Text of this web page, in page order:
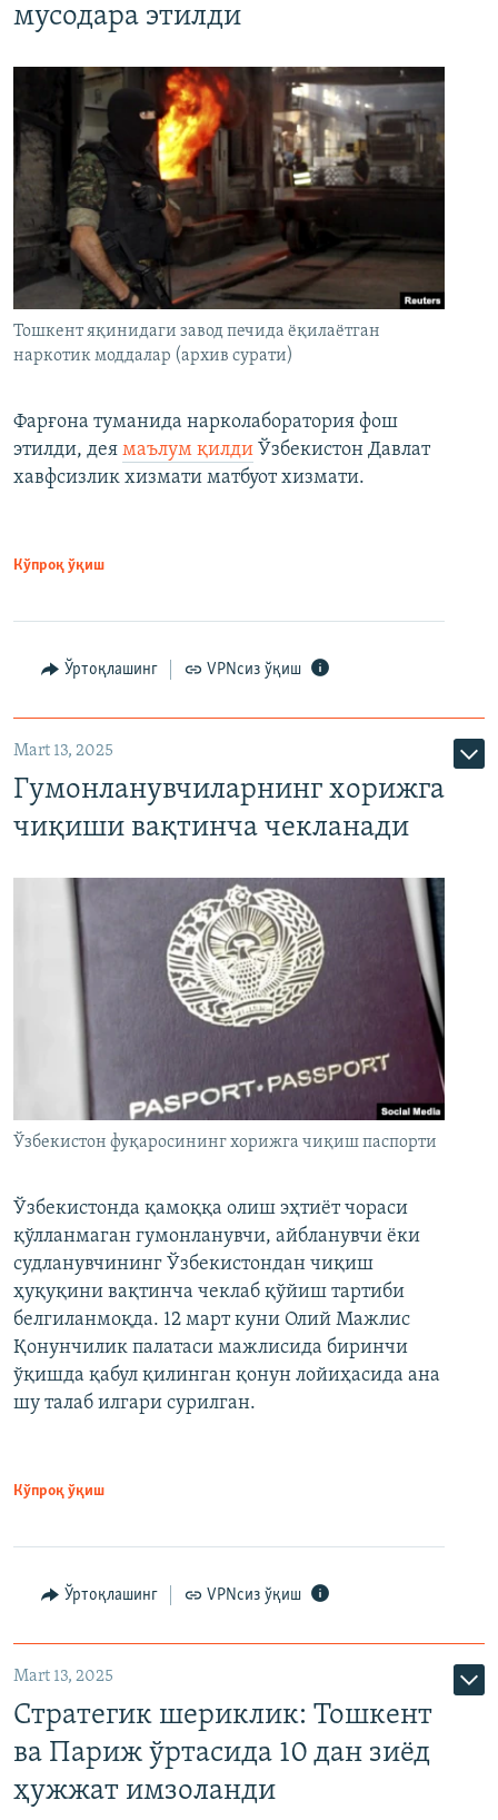
мусодара этилди
Тошкент яқинидаги завод печида ёқилаётган
наркотик моддалар (архив сурати)
Фарғона туманида нарколаборатория фош
этилди, дея маълум қилди Ўзбекистон Давлат
хавфсизлик хизмати матбуот хизмати.
Кўпроқ ўқиш
Ўртоқлашинг VPNсиз ўқиш
Mart 13, 2025
Гумонланувчиларнинг хорижга
чиқиши вақтинча чекланади
Ўзбекистон фуқаросининг хорижга чиқиш паспорти
Ўзбекистонда қамоққа олиш эҳтиёт чораси
қўлланмаган гумонланувчи, айбланувчи ёки
судланувчининг Ўзбекистондан чиқиш
ҳуқуқини вақтинча чеклаб қўйиш тартиби
белгиланмоқда. 12 март куни Олий Мажлис
Қонунчилик палатаси мажлисида биринчи
ўқишда қабул қилинган қонун лойиҳасида ана
шу талаб илгари сурилган.
Кўпроқ ўқиш
Ўртоқлашинг VPNсиз ўқиш
Mart 13, 2025
Стратегик шериклик: Тошкент
ва Париж ўртасида 10 дан зиёд
ҳужжат имзоланди